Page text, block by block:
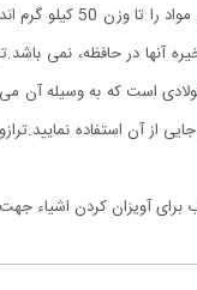
ترازو آویز
که به وسیله آن می
برای آویزان کردن اشیاء